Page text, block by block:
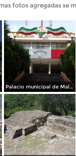
fotos agregadas se
Palacio municipal de Malinalco